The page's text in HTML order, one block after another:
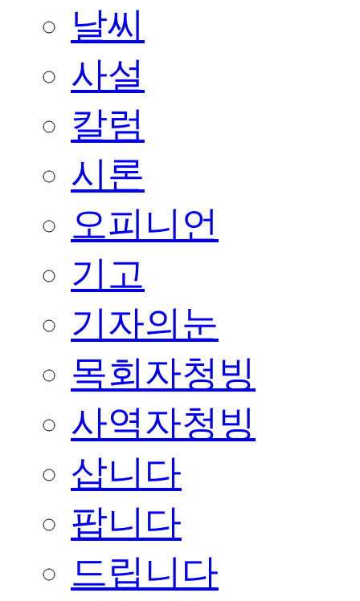
날씨
사설
칼럼
시론
오피니언
기고
기자의눈
목회자청빙
사역자청빙
삽니다
팝니다
드립니다